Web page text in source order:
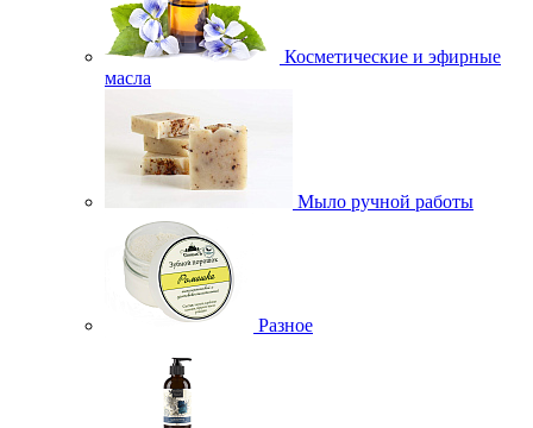
Косметические и эфирные
масла
Мыло ручной работы
Разное